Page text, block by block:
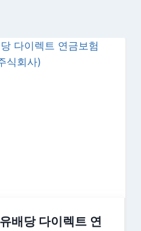
배당 다이렉트 연